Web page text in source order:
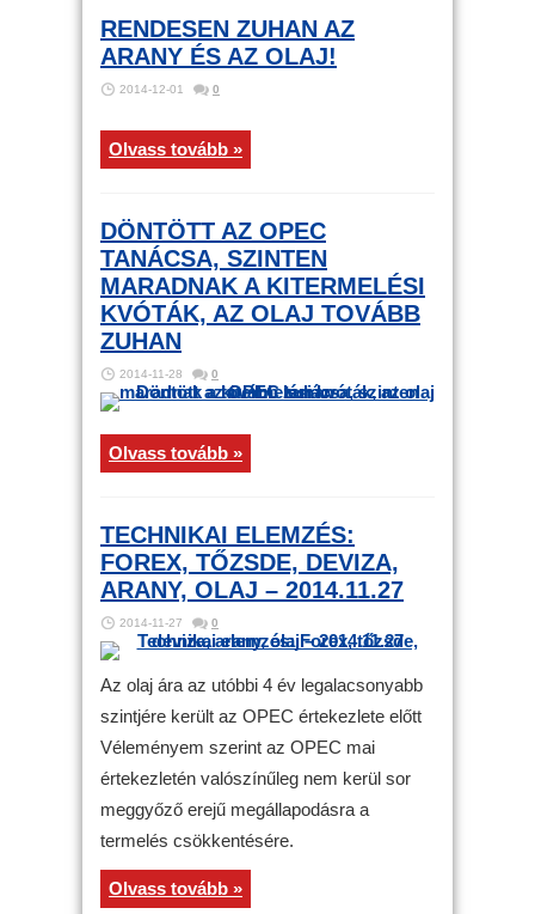
RENDESEN ZUHAN AZ
ARANY ÉS AZ OLAJ!
2014-12-01 0
Olvass tovább »
DÖNTÖTT AZ OPEC
TANÁCSA, SZINTEN
MARADNAK A KITERMELÉSI
KVÓTÁK, AZ OLAJ TOVÁBB
ZUHAN
2014-11-28 0
Olvass tovább »
TECHNIKAI ELEMZÉS:
FOREX, TŐZSDE, DEVIZA,
ARANY, OLAJ – 2014.11.27
2014-11-27 0
Az olaj ára az utóbbi 4 év legalacsonyabb
szintjére került az OPEC értekezlete előtt
Véleményem szerint az OPEC mai
értekezletén valószínűleg nem kerül sor
meggyőző erejű megállapodásra a
termelés csökkentésére.
Olvass tovább »